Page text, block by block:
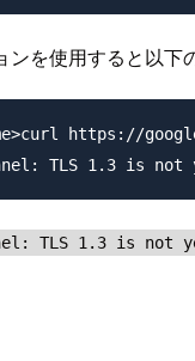
ンを使用すると以下
https://
TLS 1.3 is not